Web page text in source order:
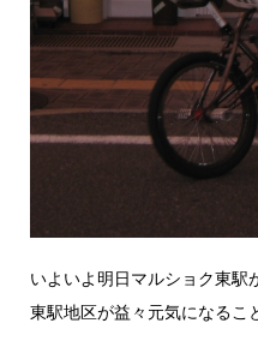
いよいよ明日マルショク東駅
東駅地区が益々元気になるこ